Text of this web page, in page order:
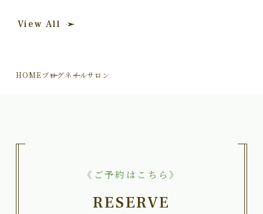
View All
HOMEブログネイルサロン
《ご予約はこちら》
RESERVE